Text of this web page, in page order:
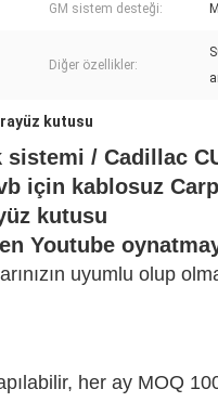
GM sistem desteği:
Diğer özellikler:
kutusu
/ Cadillac
için kablosuz
kutusu
Youtube
uyumlu olup
her ay MOQ